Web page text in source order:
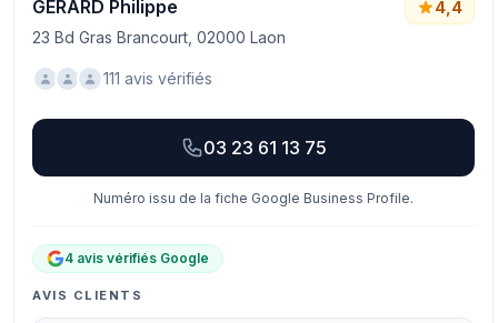
GERARD Philippe
23 Bd Gras Brancourt, 02000 Laon
4,4
111 avis vérifiés
03 23 61 13 75
Numéro issu de la fiche Google Business Profile.
4 avis vérifiés Google
AVIS CLIENTS